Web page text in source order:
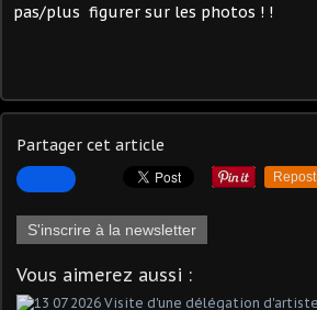
pas/plus figurer sur les photos ! !
Partager cet article
Repost
S'inscrire à la newsletter
Vous aimerez aussi :